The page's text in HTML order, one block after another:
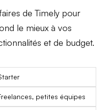
de Timely pour
le mieux à vos
et de budget.
petites équipes